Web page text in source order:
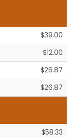
$39.00
$12.00
$26.87
$26.87
$58.33